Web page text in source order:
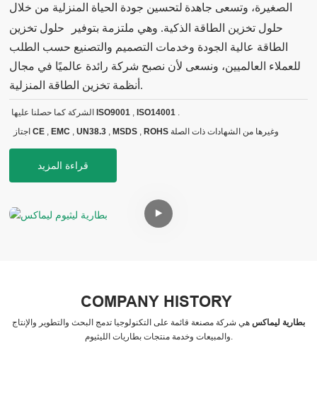
الصغيرة، وتسعى جاهدة لتحسين جودة الحياة المنزلية من خلال
حلول تخزين الطاقة الذكية. وهي ملتزمة بتوفير
حلول تخزين
الطاقة عالية الجودة وخدمات التصميم والتصنيع حسب الطلب
للعملاء العالميين، ونسعى لأن نصبح شركة رائدة عالميًا في مجال
أنظمة تخزين الطاقة المنزلية.
الشركة كما حصلنا عليهاISO9001 ,ISO14001
اجتازCE ,EMC ,UN38.3 ,MSDS ,ROHS وغيرها من الشهادات ذات الصلة
قراءة المزيد
COMPANY HISTORY
بطارية ليماكس هي شركة مصنعة قائمة على التكنولوجيا تدمج البحث والتطوير والإنتاج
والمبيعات وخدمة منتجات بطاريات الليثيوم.